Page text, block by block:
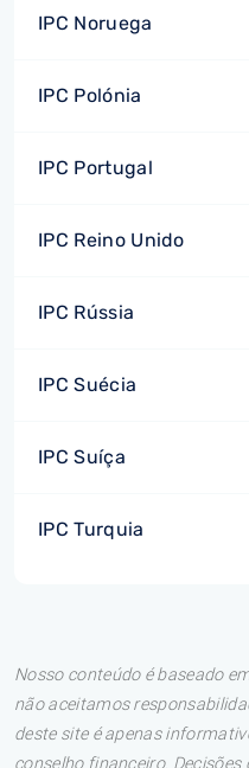
IPC Noruega
IPC Polónia
IPC Portugal
IPC Reino Unido
IPC Rússia
IPC Suécia
IPC Suíça
IPC Turquia
Nosso conteúdo é baseado
não aceitamos
deste site é apenas
conselho financeiro.